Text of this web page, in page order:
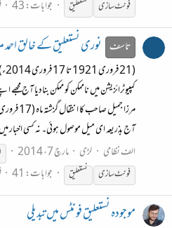
فونٹ سازی
نستعلیق جوابات: 43
تاسف نوری نستعلیق کے خالق
کمپیوٹرائزیشن میں ناممکن کو ممکن بنادیا
آج بذریعہ ای میل موصول ہوئی۔ نہ کسی اخبار
الف نظامی
لڑی مارچ 7، 2014
فونٹ سازی
نستعلیق جوابات: 41
موجودہ نستعلیق فونٹس میں تبدیلی